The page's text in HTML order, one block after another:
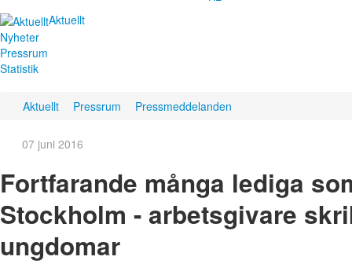
Aktuellt
Nyheter
Pressrum
Statistik
Aktuellt Pressrum Pressmeddelanden
07 juni 2016
Fortfarande många lediga
Stockholm - arbetsgivare
ungdomar